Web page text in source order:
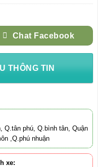
Chat Facebook
THÔNG TIN
Q.tân phú, Q.bình tân, Quận
,Q.phú nhuận
xe: